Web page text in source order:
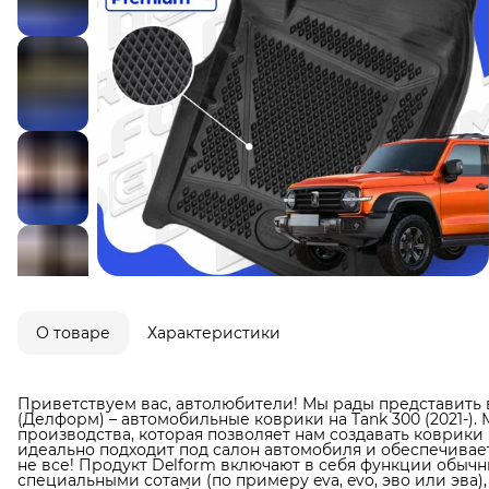
О товаре Характеристики
Приветствуем вас, автолюбители! Мы рады
(Делформ) – автомобильные коврики на Tank 300 (2021-
производства, которая позволяет нам создавать
идеально подходит под салон автомобиля и
не все! Продукт Delform включают в себя функции
специальными сотами (по примеру eva, evo, эво или